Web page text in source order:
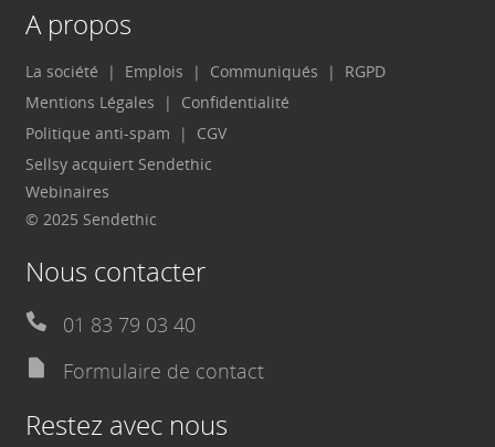
A propos
La société Emplois Communiqués
RGPD
Mentions Légales
Confidentialité
Politique anti-spam
CGV
Sellsy acquiert Sendethic
Webinaires
© 2025 Sendethic
Nous contacter
01 83 79 03 40
Formulaire de contact
Restez avec nous